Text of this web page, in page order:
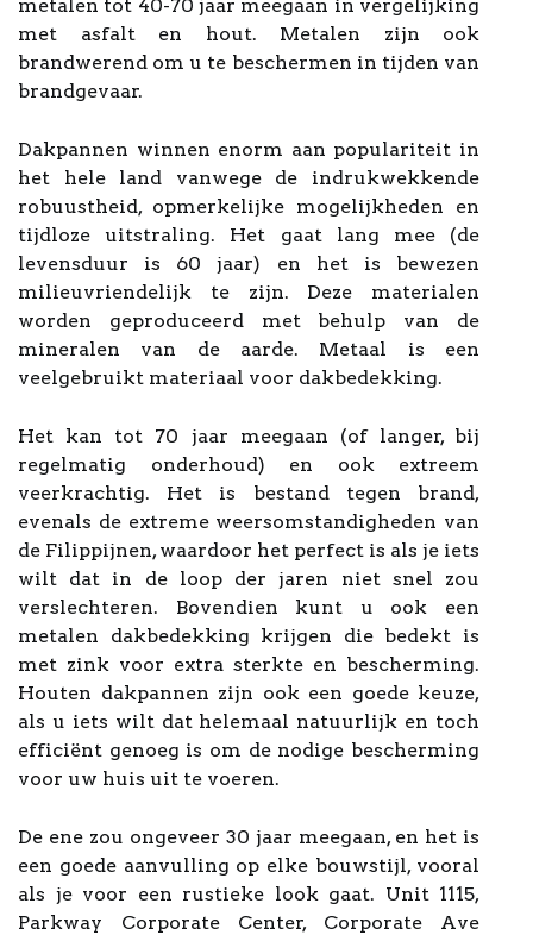
metalen tot 40-70 jaar meegaan in vergelijking
met asfalt en hout. Metalen zijn ook
brandwerend om u te beschermen in tijden van
brandgevaar.
Dakpannen winnen enorm aan populariteit in
het hele land vanwege de indrukwekkende
robuustheid, opmerkelijke mogelijkheden en
tijdloze uitstraling. Het gaat lang mee (de
levensduur is 60 jaar) en het is bewezen
milieuvriendelijk te zijn. Deze materialen
worden geproduceerd met behulp van de
mineralen van de aarde. Metaal is een
veelgebruikt materiaal voor dakbedekking.
Het kan tot 70 jaar meegaan (of langer, bij
regelmatig onderhoud) en ook extreem
veerkrachtig. Het is bestand tegen brand,
evenals de extreme weersomstandigheden van
de Filippijnen, waardoor het perfect is als je iets
wilt dat in de loop der jaren niet snel zou
verslechteren. Bovendien kunt u ook een
metalen dakbedekking krijgen die bedekt is
met zink voor extra sterkte en bescherming.
Houten dakpannen zijn ook een goede keuze,
als u iets wilt dat helemaal natuurlijk en toch
efficiënt genoeg is om de nodige bescherming
voor uw huis uit te voeren.
De ene zou ongeveer 30 jaar meegaan, en het is
een goede aanvulling op elke bouwstijl, vooral
als je voor een rustieke look gaat. Unit 1115,
Parkway Corporate Center, Corporate Ave